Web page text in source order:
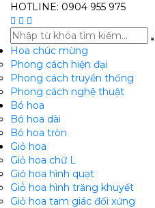
HOTLINE: 0904 955 975
Hoa chúc mừng
Phong cách hiện đại
Phong cách truyền thống
Phong cách nghệ thuật
Bó hoa
Bó hoa dài
Bó hoa tròn
Giỏ hoa
Giỏ hoa chữ L
Giỏ hoa hình quạt
Giỏ̉ hoa hình trăng khuyết
Giỏ hoa tam giác đối xứng